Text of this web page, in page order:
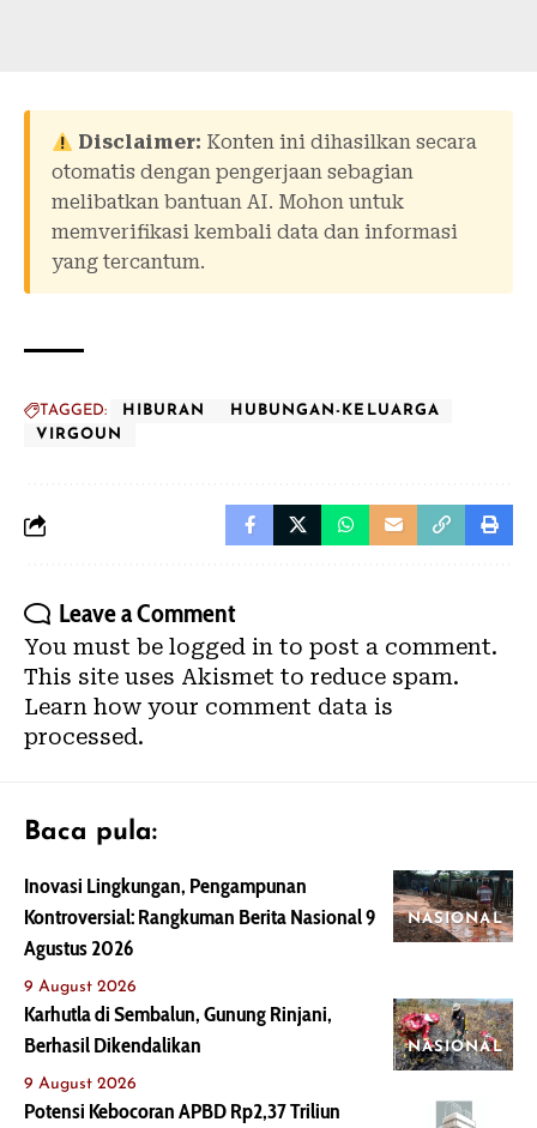
Disclaimer: Konten ini dihasilkan secara
otomatis dengan pengerjaan sebagian
melibatkan bantuan AI. Mohon untuk
memverifikasi kembali data dan informasi
yang tercantum.
TAGGED: HIBURAN
HUBUNGAN-KELUARGA
VIRGOUN
Leave a Comment
You must be logged in to post a comment.
This site uses Akismet to reduce spam.
Learn how your comment data is
processed.
Baca pula:
NASIONAL
Inovasi Lingkungan, Pengampunan
Kontroversial: Rangkuman Berita Nasional 9
Agustus 2026
9 August 2026
NASIONAL
Karhutla di Sembalun, Gunung Rinjani,
Berhasil Dikendalikan
9 August 2026
Potensi Kebocoran APBD Rp2,37 Triliun